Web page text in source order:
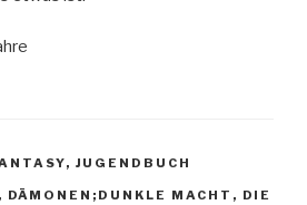
, JUGENDBUCH
, DÄMONEN;DUNKLE MACHT , DIE